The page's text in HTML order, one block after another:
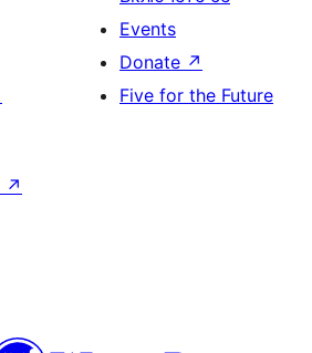
Events
Donate ↗
Five for the Future
↗